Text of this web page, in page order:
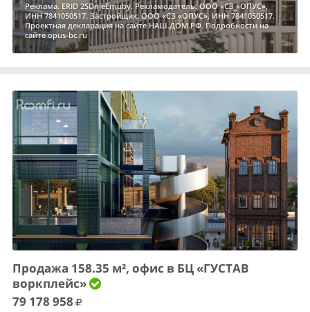
Реклама. ERID 2SDnjeEmuby. Рекламодатель: ООО «СЗ «ОПУС»,
ИНН 7841050517. Застройщик: ООО «СЗ «ОПУС», ИНН 7841050517.
Проектная декларация на сайте НАШ.ДОМ.РФ. Подробности на
сайте opus-bc.ru
Продажа 158.35 м², офис в БЦ «ГУСТАВ
воркплейс»
79 178 958